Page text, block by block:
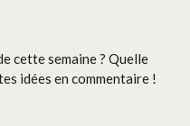
cette semaine ? Quelle
idées en commentaire !